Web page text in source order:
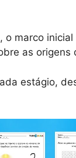
marco
as origens
estágio,